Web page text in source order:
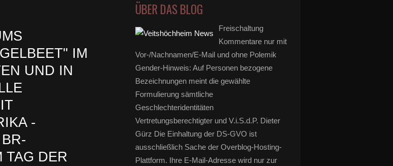
IM
UND IN
-
TAG DER
ÜBER DAS BLOG
Freischaltung
Kommentare nur mit
Vor-/Nachnamen/E-Mail und ohne Polemik
Gender-Hinweis: Auf Personen bezogene
Bezeichnungen meint die gewählte
Formulierung sämtliche
Geschlechteridentitäten
Vertretungsberechtigter und V.i.S.d.P. Dieter
Gürz Die Einhaltung der DS-GVO ist
ausschließlich Sache der Overblog-Hosting-
Plattform. Ihre E-Mail-Adresse wird nur zur